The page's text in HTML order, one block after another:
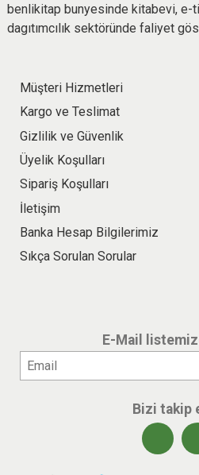
benlikitap bunyesinde kitabevi, e-
dagıtımcılık sektöründe faliyet
Müşteri Hizmetleri
Kargo ve Teslimat
Gizlilik ve Güvenlik
Üyelik Koşulları
Sipariş Koşulları
İletişim
Banka Hesap Bilgilerimiz
Sıkça Sorulan Sorular
E-Mail
Bizi takip